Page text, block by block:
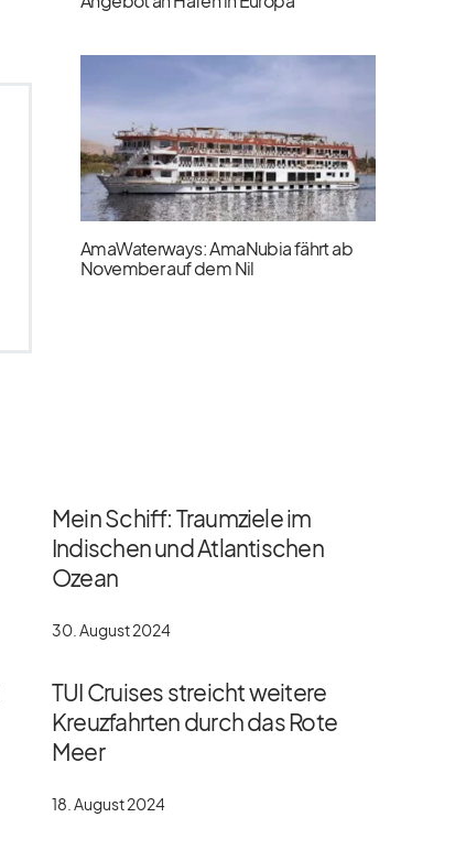
AmaWaterways: AmaNubia fährt ab
November auf dem Nil
Mein Schiff: Traumziele im
Indischen und Atlantischen
Ozean
30. August 2024
TUI Cruises streicht weitere
Kreuzfahrten durch das Rote
Meer
18. August 2024